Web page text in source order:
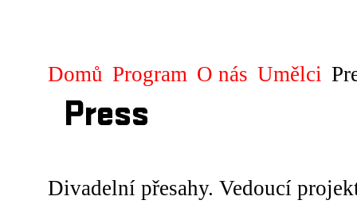
Domů Program O nás Umělci
Press
Divadelní přesahy. Vedoucí